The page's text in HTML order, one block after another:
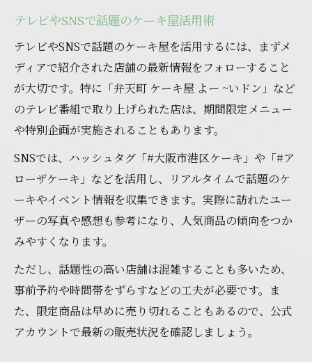
テレビやSNSで話題のケーキ屋活用術
テレビやSNSで話題のケーキ屋を活用するには、まずメ
ディアで紹介された店舗の最新情報をフォローすること
が大切です。特に「弁天町 ケーキ屋 よー ~いドン」など
のテレビ番組で取り上げられた店は、期間限定メニュー
や特別企画が実施されることもあります。
SNSでは、ハッシュタグ「#大阪市港区ケーキ」や「#ア
ローザケーキ」などを活用し、リアルタイムで話題のケ
ーキやイベント情報を収集できます。実際に訪れたユー
ザーの写真や感想も参考になり、人気商品の傾向をつか
みやすくなります。
ただし、話題性の高い店舗は混雑することも多いため、
事前予約や時間帯をずらすなどの工夫が必要です。ま
た、限定商品は早めに売り切れることもあるので、公式
アカウントで最新の販売状況を確認しましょう。